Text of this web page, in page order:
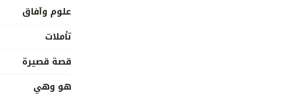
علوم وآفاق
تأملات
قصة قصيرة
هو وهي